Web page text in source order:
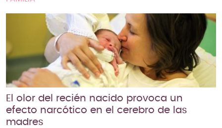
El olor del recién nacido provoca un
efecto narcótico en el cerebro de las
madres